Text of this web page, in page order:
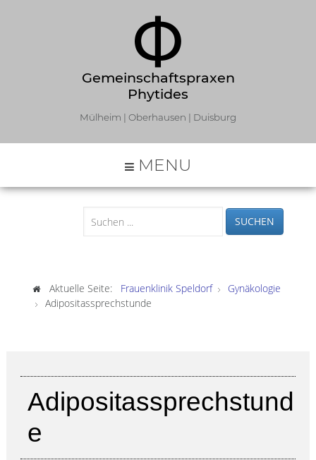
Gemeinschaftspraxen
Phytides
Mülheim | Oberhausen | Duisburg
MENU
SUCHEN
Aktuelle Seite: Frauenklinik Speldorf
Gynäkologie
Adipositassprechstunde
Adipositassprechstund
e